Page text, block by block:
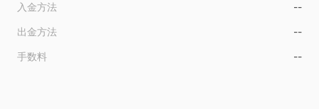
入金方法 --
出金方法 --
手数料 --